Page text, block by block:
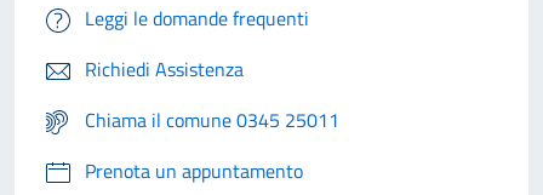
Leggi le domande frequenti
Richiedi Assistenza
Chiama il comune 0345 25011
Prenota un appuntamento